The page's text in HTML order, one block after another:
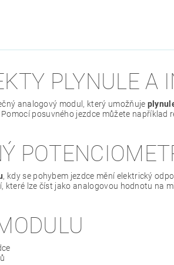
PLYNULE A
analogový modul, který umožňuje
. Pomocí posuvného jezdce můžete například
, kdy se pohybem jezdce mění elektrický
lze číst jako analogovou hodnotu na